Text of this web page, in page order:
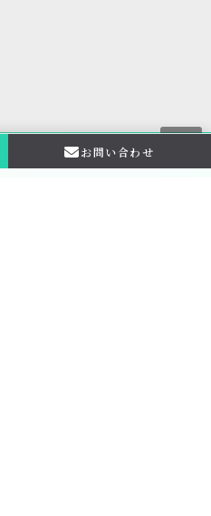
相談はこちらお問い合わせ